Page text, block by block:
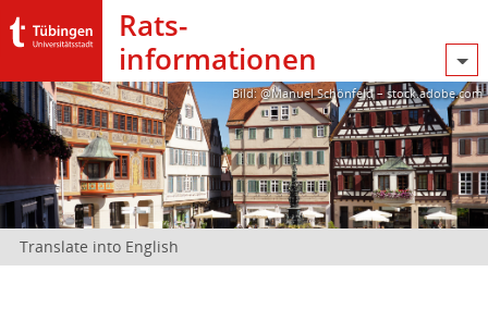
Rats­
informationen
Bild: @Manuel Schönfeld – stock.adobe.com
Translate into English